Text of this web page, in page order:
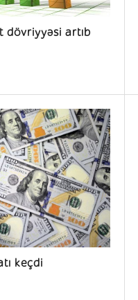
dövriyyəsi artıb
keçdi